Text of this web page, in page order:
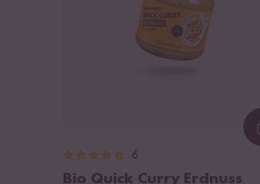
6
Bio Quick Curry Erdnuss